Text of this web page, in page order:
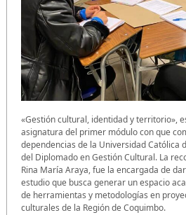
«Gestión cultural, identidad y territorio»,
asignatura del primer módulo con que
dependencias de la Universidad Católica
del Diplomado en Gestión Cultural. La
Rina María Araya, fue la encargada de
estudio que busca generar un espacio
de herramientas y metodologías en
culturales de la Región de Coquimbo.